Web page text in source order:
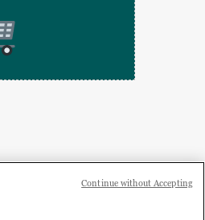
Continue without Accepting